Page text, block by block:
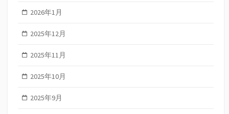
2026年1月
2025年12月
2025年11月
2025年10月
2025年9月